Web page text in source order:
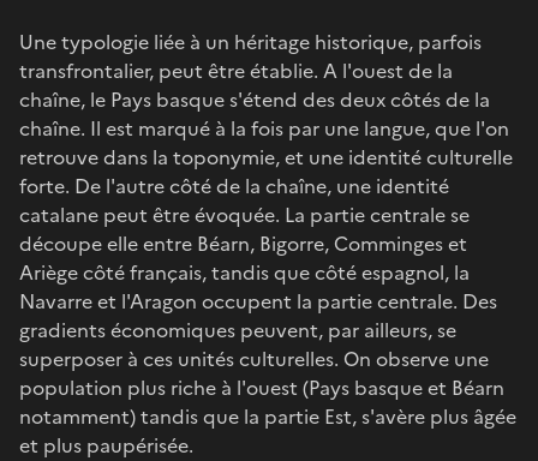
Une typologie liée à un héritage historique, parfois
transfrontalier, peut être établie. A l'ouest de la
chaîne, le Pays basque s'étend des deux côtés de la
chaîne. Il est marqué à la fois par une langue, que l'on
retrouve dans la toponymie, et une identité culturelle
forte. De l'autre côté de la chaîne, une identité
catalane peut être évoquée. La partie centrale se
découpe elle entre Béarn, Bigorre, Comminges et
Ariège côté français, tandis que côté espagnol, la
Navarre et l'Aragon occupent la partie centrale. Des
gradients économiques peuvent, par ailleurs, se
superposer à ces unités culturelles. On observe une
population plus riche à l'ouest (Pays basque et Béarn
notamment) tandis que la partie Est, s'avère plus âgée
et plus paupérisée.